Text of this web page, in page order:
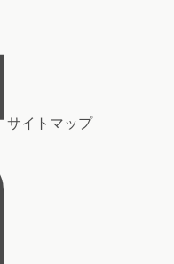
サイトマップ